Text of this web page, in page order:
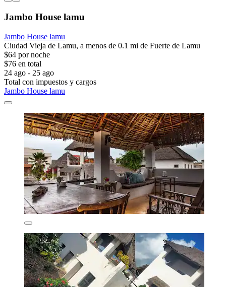
Jambo House lamu
Jambo House lamu
Ciudad Vieja de Lamu, a menos de 0.1 mi de Fuerte de Lamu
$64 por noche
$76 en total
24 ago - 25 ago
Total con impuestos y cargos
Jambo House lamu